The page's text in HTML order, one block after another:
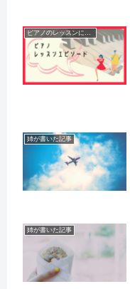
ピアノのレッスンについて
姉が書いた記事
姉が書いた記事